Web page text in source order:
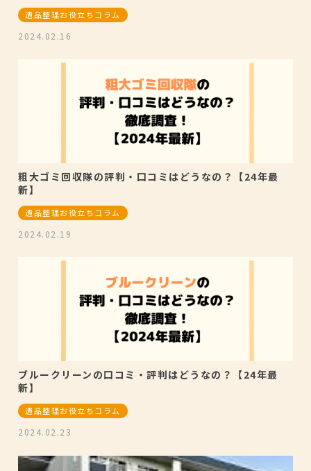
遺品整理お役立ちコラム
2024.02.16
粗大ゴミ回収隊の評判・口コミはどうなの？【24年最
新】
遺品整理お役立ちコラム
2024.02.19
ブルークリーンの口コミ・評判はどうなの？【24年最
新】
遺品整理お役立ちコラム
2024.02.23